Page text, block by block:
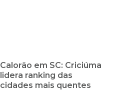
Calorão em SC: Criciúma
lidera ranking das
cidades mais quentes